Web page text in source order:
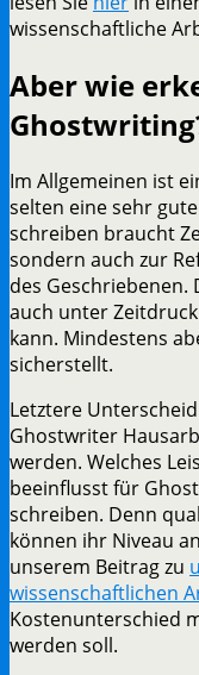
wissenschaftliche
Aber wie
Im Allgemeinen ist
selten eine sehr
schreiben braucht
sondern auch zur
des
auch unter
kann. Mindestens
sicherstellt.
Letztere
Ghostwriter
werden. Welches
beeinflusst für
schreiben. Denn
können ihr Niveau
unserem Beitrag zu
wissenschaftlichen
Kostenunterschied
werden soll.